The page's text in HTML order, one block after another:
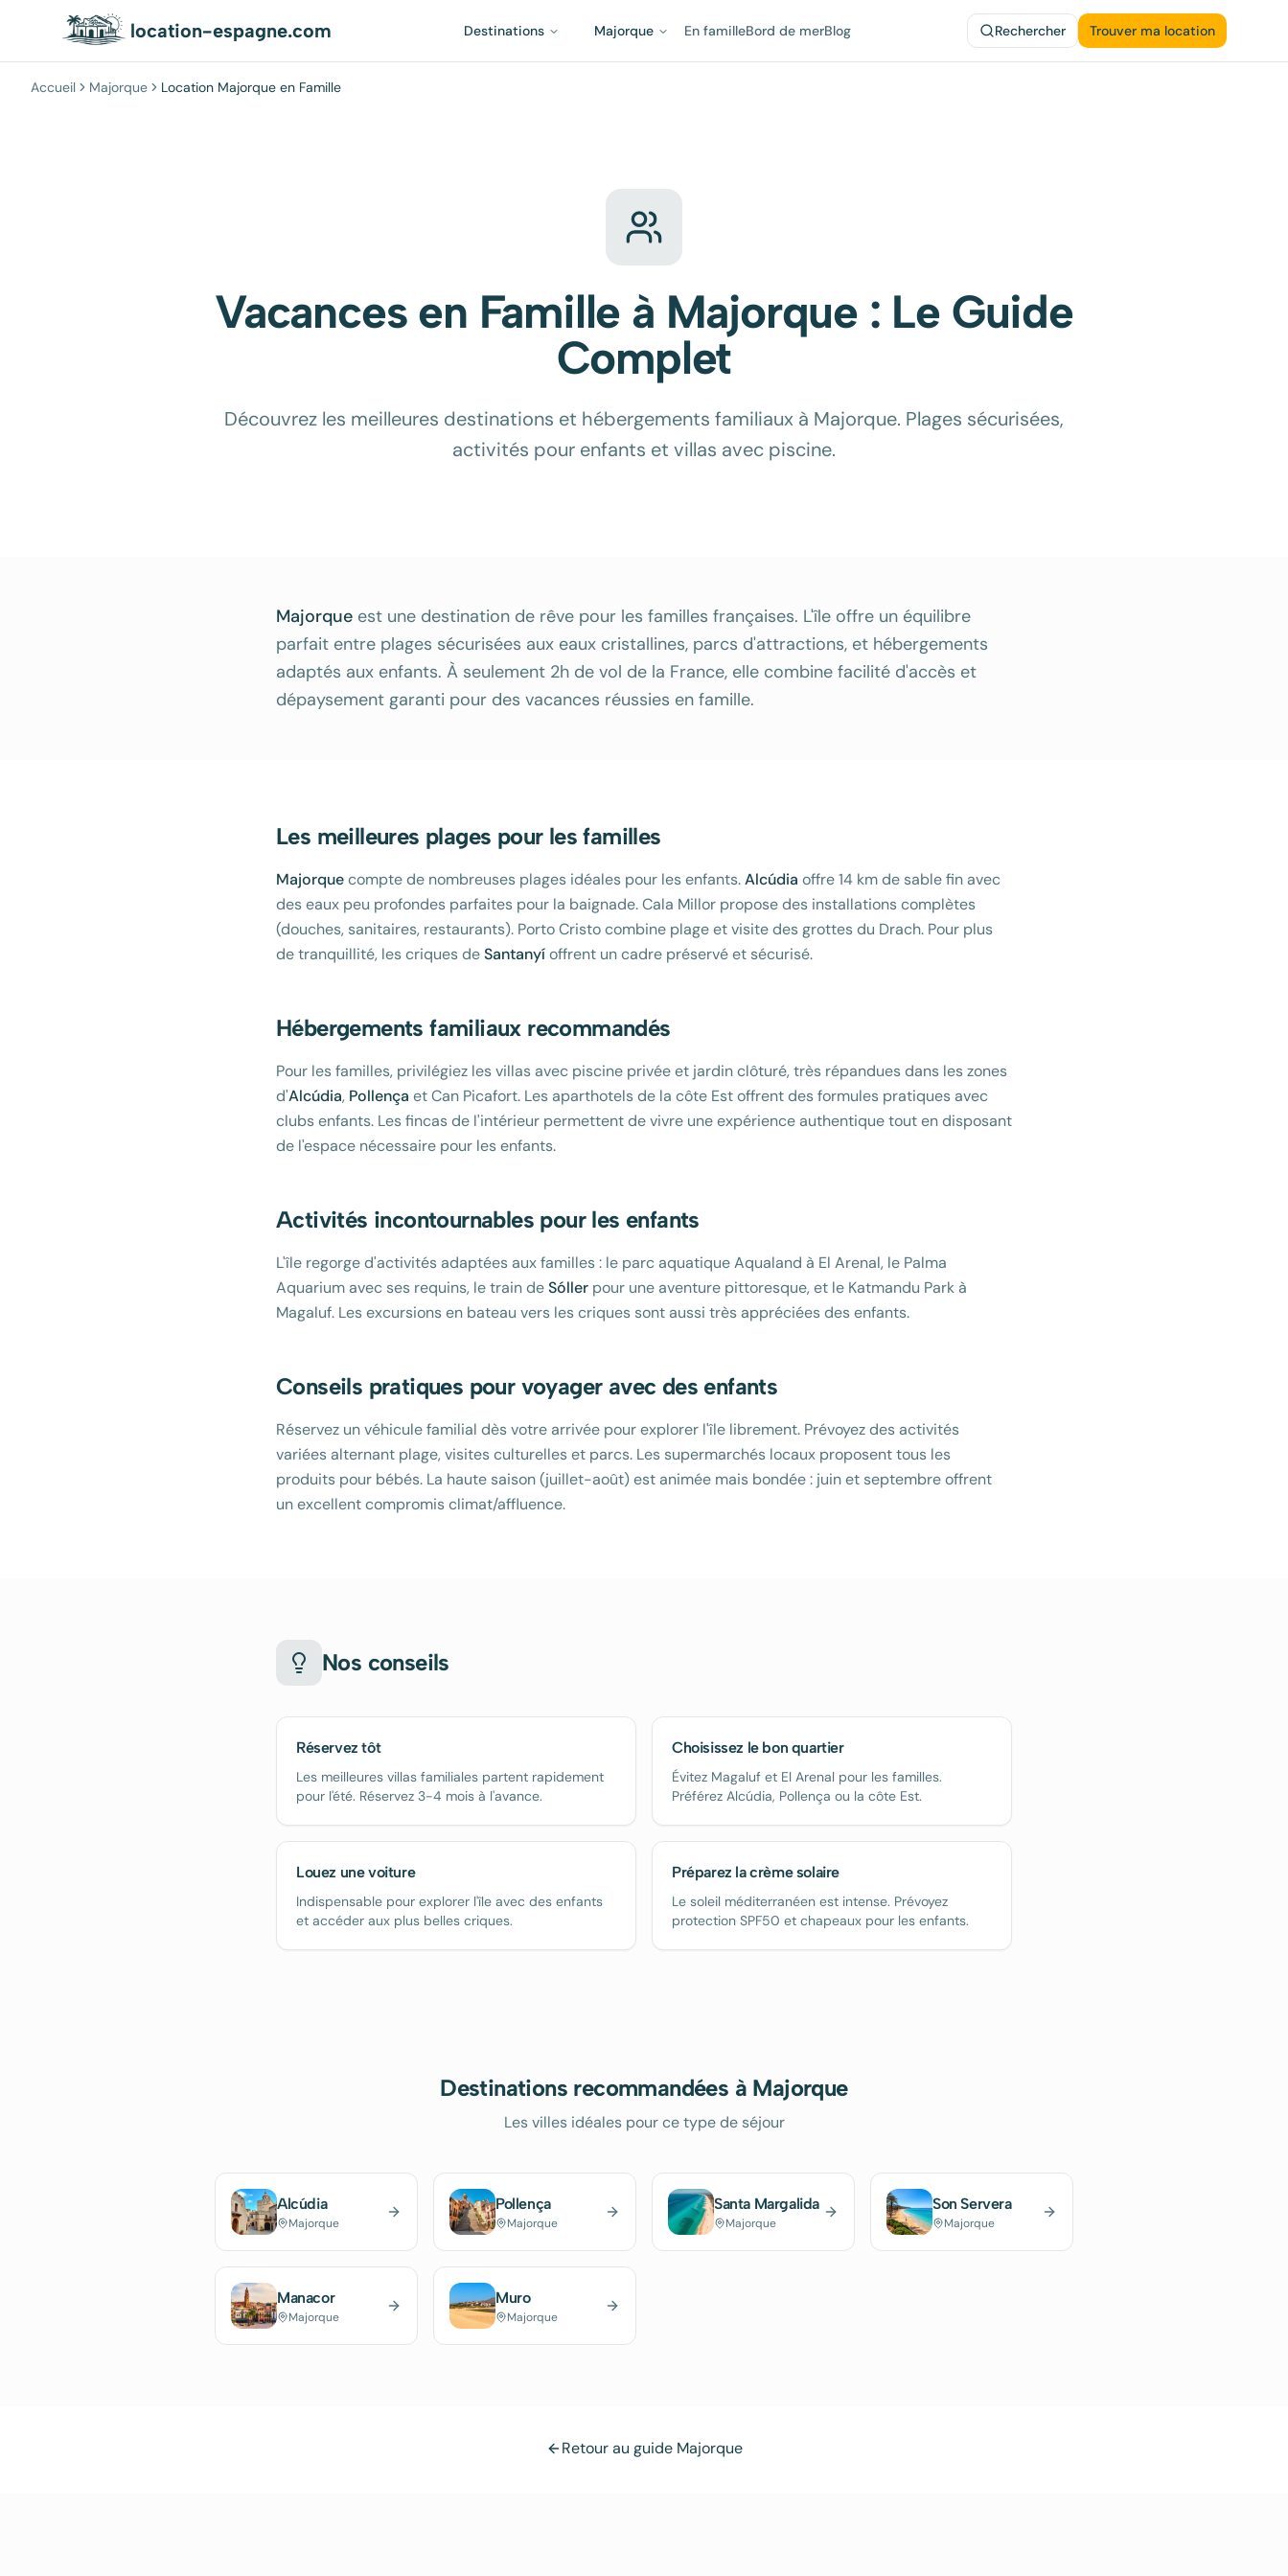
location-espagne.com Destinations Majorque En familleBord de merBlog Rechercher Trouver ma location
Accueil Majorque Location Majorque en Famille
Vacances en Famille à Majorque : Le Guide
Complet
Découvrez les meilleures destinations et hébergements familiaux à Majorque. Plages sécurisées,
activités pour enfants et villas avec piscine.
Majorque est une destination de rêve pour les familles françaises. L'île offre un équilibre
parfait entre plages sécurisées aux eaux cristallines, parcs d'attractions, et hébergements
adaptés aux enfants. À seulement 2h de vol de la France, elle combine facilité d'accès et
dépaysement garanti pour des vacances réussies en famille.
Les meilleures plages pour les familles
Majorquecompte de nombreuses plages idéales pour les enfants.Alcúdia offre 14 km de sable fin avec
des eaux peu profondes parfaites pour la baignade. Cala Millor propose des installations complètes
(douches, sanitaires, restaurants). Porto Cristo combine plage et visite des grottes du Drach. Pour plus
de tranquillité, les criques deSantanyíoffrent un cadre préservé et sécurisé.
Hébergements familiaux recommandés
Pour les familles, privilégiez les villas avec piscine privée et jardin clôturé, très répandues dans les zones
d'Alcúdia, Pollença et Can Picafort. Les aparthotels de la côte Est offrent des formules pratiques avec
clubs enfants. Les fincas de l'intérieur permettent de vivre une expérience authentique tout en disposant
de l'espace nécessaire pour les enfants.
Activités incontournables pour les enfants
L'île regorge d'activités adaptées aux familles : le parc aquatique Aqualand à El Arenal, le Palma
Aquarium avec ses requins, le train deSóller pour une aventure pittoresque, et le Katmandu Park à
Magaluf. Les excursions en bateau vers les criques sont aussi très appréciées des enfants.
Conseils pratiques pour voyager avec des enfants
Réservez un véhicule familial dès votre arrivée pour explorer l'île librement. Prévoyez des activités
variées alternant plage, visites culturelles et parcs. Les supermarchés locaux proposent tous les
produits pour bébés. La haute saison (juillet-août) est animée mais bondée : juin et septembre offrent
un excellent compromis climat/affluence.
Nos conseils
Réservez tôt
Les meilleures villas familiales partent rapidement
pour l'été. Réservez 3-4 mois à l'avance.
Choisissez le bon quartier
Évitez Magaluf et El Arenal pour les familles.
Préférez Alcúdia, Pollença ou la côte Est.
Louez une voiture
Indispensable pour explorer l'île avec des enfants
et accéder aux plus belles criques.
Préparez la crème solaire
Le soleil méditerranéen est intense. Prévoyez
protection SPF50 et chapeaux pour les enfants.
Destinations recommandées à Majorque
Les villes idéales pour ce type de séjour
Alcúdia
Majorque
Pollença
Majorque
Santa Margalida
Majorque
Son Servera
Majorque
Manacor
Majorque
Muro
Majorque
Retour au guide Majorque